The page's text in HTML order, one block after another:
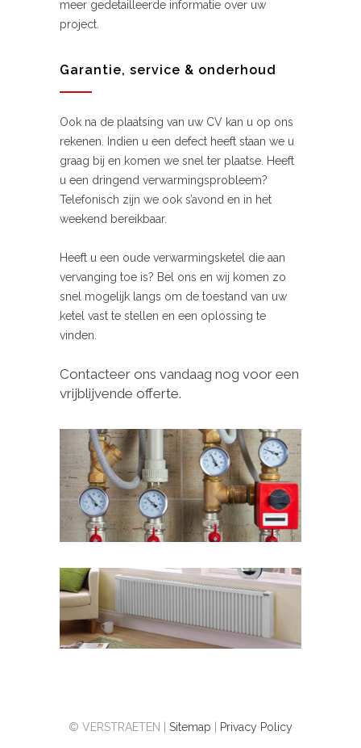
meer gedetailleerde informatie over uw
project.
Garantie, service & onderhoud
Ook na de plaatsing van uw CV kan u op ons
rekenen. Indien u een defect heeft staan we u
graag bij en komen we snel ter plaatse. Heeft
u een dringend verwarmingsprobleem?
Telefonisch zijn we ook s’avond en in het
weekend bereikbaar.
Heeft u een oude verwarmingsketel die aan
vervanging toe is? Bel ons en wij komen zo
snel mogelijk langs om de toestand van uw
ketel vast te stellen en een oplossing te
vinden.
Contacteer ons vandaag nog voor een
vrijblijvende offerte.
© VERSTRAETEN | Sitemap Privacy Policy